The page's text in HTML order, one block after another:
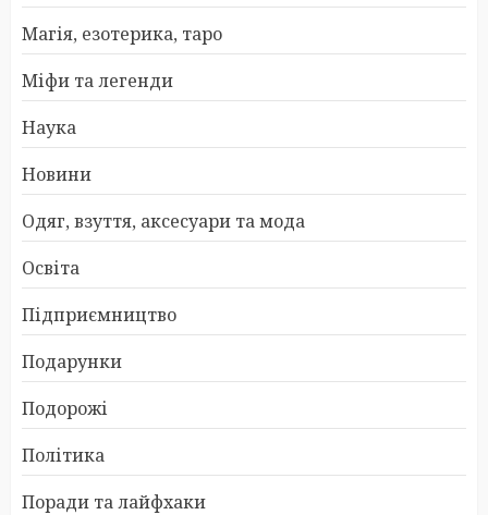
Магія, езотерика, таро
Міфи та легенди
Наука
Новини
Одяг, взуття, аксесуари та мода
Освіта
Підприємництво
Подарунки
Подорожі
Політика
Поради та лайфхаки